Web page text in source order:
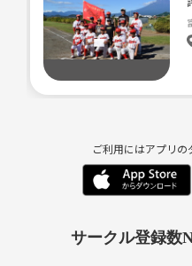
ご利用にはアプリ
サークル登録数